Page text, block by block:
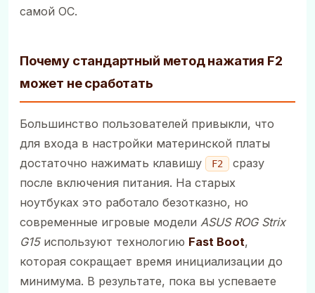
самой ОС.
Почему стандартный метод нажатия F2
может не сработать
Большинство пользователей привыкли, что
для входа в настройки материнской платы
достаточно нажимать клавишу
F2
сразу
после включения питания. На старых
ноутбуках это работало безотказно, но
современные игровые модели ASUS ROG Strix
G15используют технологию Fast Boot,
которая сокращает время инициализации до
минимума. В результате, пока вы успеваете